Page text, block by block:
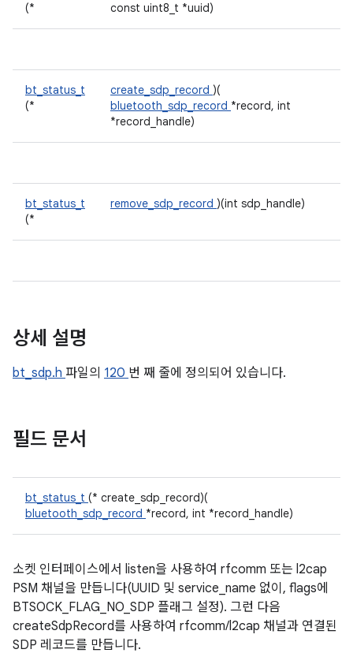
(*
const uint8_t *uuid)
bt_status_t
(*
create_sdp_record )(
bluetooth_sdp_record *record, int
*record_handle)
bt_status_t
(*
remove_sdp_record )(int sdp_handle)
상세 설명
bt_sdp.h 파일의 120 번 째 줄에 정의되어 있습니다.
필드 문서
bt_status_t (* create_sdp_record)(
bluetooth_sdp_record *record, int *record_handle)
소켓 인터페이스에서 listen을 사용하여 rfcomm 또는 l2cap
PSM 채널을 만듭니다(UUID 및 service_name 없이, flags에
BTSOCK_FLAG_NO_SDP 플래그 설정). 그런 다음
createSdpRecord를 사용하여 rfcomm/l2cap 채널과 연결된
SDP 레코드를 만듭니다.